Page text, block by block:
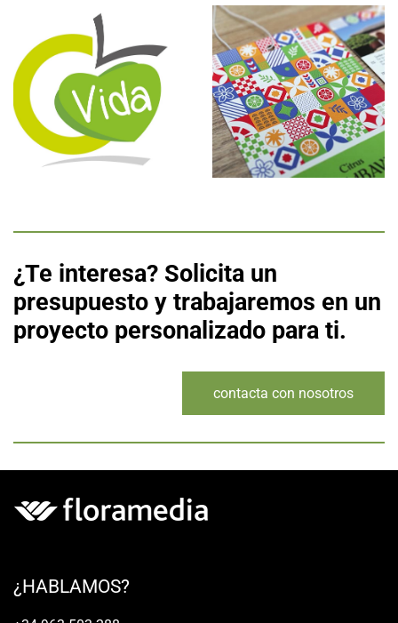
¿Te interesa? Solicita un
presupuesto y trabajaremos en un
proyecto personalizado para ti.
contacta con nosotros
¿HABLAMOS?